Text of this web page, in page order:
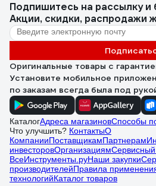
Подпишитесь на рассылкуи
Акции, скидки, распродажи
Оригинальные товары с
Установите мобильное
по заказам всегда была под
КаталогАдреса магазиновСпособы
Что улучшить? КонтактыО
КомпанииПоставщикамПартнерам
инвесторовОрганизациям
ВсеИнструменты.руНаши закупки
производителейПравила
технологийКаталог товаров